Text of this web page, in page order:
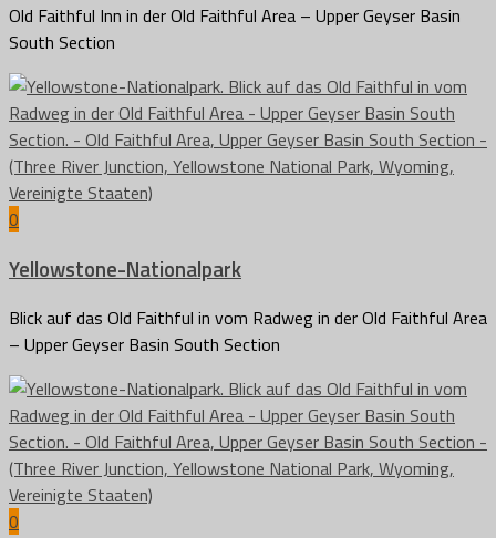
Old Faithful Inn in der Old Faithful Area – Upper Geyser Basin
South Section
0
Yellowstone-Nationalpark
Blick auf das Old Faithful in vom Radweg in der Old Faithful Area
– Upper Geyser Basin South Section
0